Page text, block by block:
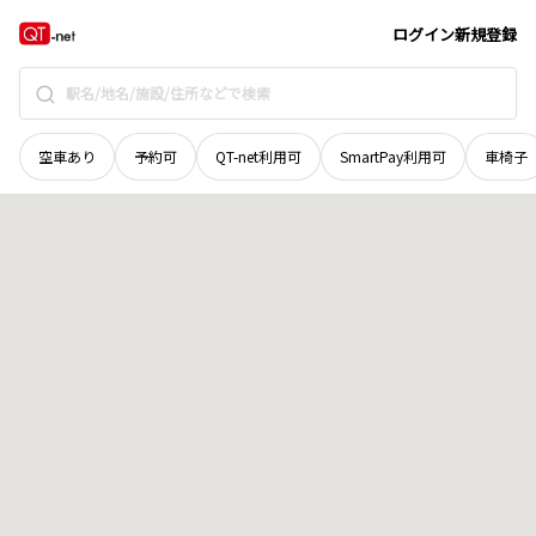
ログイン新規登録
空車あり 予約可 QT-net利用可 SmartPay利用可 車椅子
愛媛県